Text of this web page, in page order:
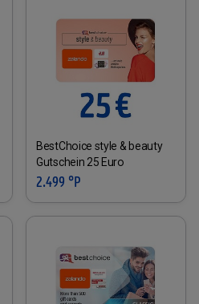
BestChoice style & beauty
Gutschein 25 Euro
2.499 °P